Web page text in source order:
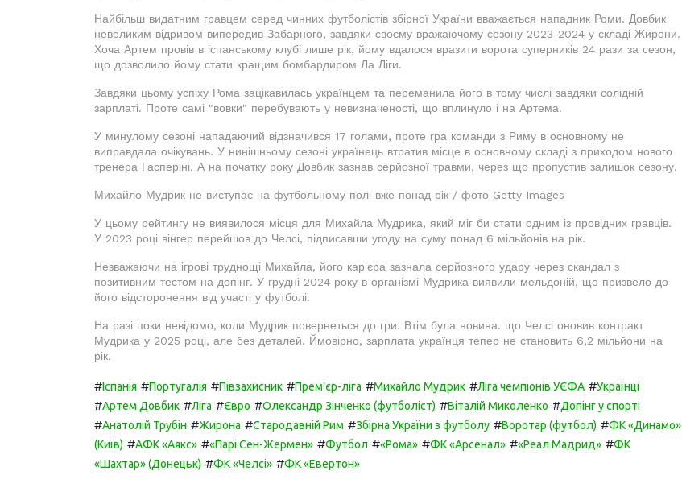
Найбільш видатним гравцем серед чинних футболістів збірної України вважається нападник Роми. Довбик
невеликим відривом випередив Забарного, завдяки своєму вражаючому сезону 2023-2024 у складі Жирони.
Хоча Артем провів в іспанському клубі лише рік, йому вдалося вразити ворота суперників 24 рази за сезон,
що дозволило йому стати кращим бомбардиром Ла Ліги.
Завдяки цьому успіху Рома зацікавилась українцем та переманила його в тому числі завдяки солідній
зарплаті. Проте самі "вовки" перебувають у невизначеності, що вплинуло і на Артема.
У минулому сезоні нападаючий відзначився 17 голами, проте гра команди з Риму в основному не
виправдала очікувань. У нинішньому сезоні українець втратив місце в основному складі з приходом нового
тренера Гасперіні. А на початку року Довбик зазнав серйозної травми, через що пропустив залишок сезону.
Михайло Мудрик не виступає на футбольному полі вже понад рік / фото Getty Images
У цьому рейтингу не виявилося місця для Михайла Мудрика, який міг би стати одним із провідних гравців.
У 2023 році вінгер перейшов до Челсі, підписавши угоду на суму понад 6 мільйонів на рік.
Незважаючи на ігрові труднощі Михайла, його кар'єра зазнала серйозного удару через скандал з
позитивним тестом на допінг. У грудні 2024 року в організмі Мудрика виявили мельдоній, що призвело до
його відсторонення від участі у футболі.
На разі поки невідомо, коли Мудрик повернеться до гри. Втім була новина. що Челсі оновив контракт
Мудрика у 2025 році, але без деталей. Ймовірно, зарплата українця тепер не становить 6,2 мільйони на
рік.
#Іспанія #Португалія #Півзахисник #Прем'єр-ліга #Михайло Мудрик #Ліга чемпіонів УЄФА #Українці
#Артем Довбик #Ліга #Євро #Олександр Зінченко (футболіст) #Віталій Миколенко #Допінг у спорті
#Анатолій Трубін #Жирона #Стародавній Рим #Збірна України з футболу #Воротар (футбол) #ФК «Динамо»
(Київ) #АФК «Аякс» #«Парі Сен-Жермен» #Футбол #«Рома» #ФК «Арсенал» #«Реал Мадрид» #ФК
«Шахтар» (Донецьк) #ФК «Челсі» #ФК «Евертон»